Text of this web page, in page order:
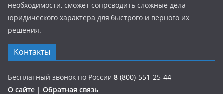
необходимости, сможет сопроводить сложные дела
юридического характера для быстрого и верного их
решения.
Контакты
Бесплатный звонок по России 8 (800)-551-25-44
О сайте | Обратная связь